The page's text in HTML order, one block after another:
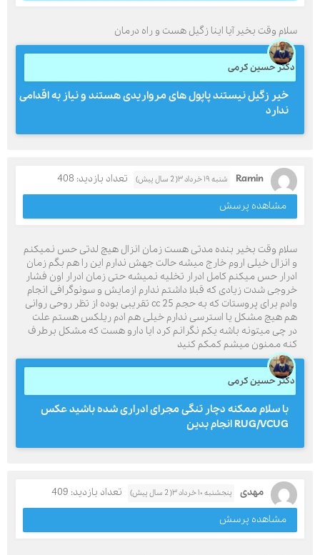
سلام وقت بخیر آیا اینا زگیل هست و راه درمان
دکتر حسین کرمی
خیر زگیل نیستند پاپول های مرواریدی هستند و نیاز به اقدامی
ندارد
Ramin شنبه ۱۹ خرداد ۳( 2 سال پیش)
تعداد بازدید: 408
مشاهده پرسش
سلام وقت بخیر بنده مدتی هست زمان انزال هیچ لدتی حس نمیکنم
و انزال خیلی اروم خارج میشه حالت جهش ندارم این را هم بگم زمان
ادرار حس میکنم کامل ادرار تخلیه نمیشه حتی زمان ادرار اون فشار
خروجی شدت زیادی که قبلا داشتم ندارم ازمایش و سونوگرافی انجام
وادم برای پروستات که به حجم 25 cc تقریبی بوده از تظر روحی روانی
هم هیچ مشکل یا استرسی ندارم خیلی هم ادم ریلکس هستم علت
در چی میتونه باشه یکم نگرانم کرد ایا دارو هست که مشکل برطرف
کنه ممنون میشم کمکم کنید
دکتر حسین کرمی
با سلام ممکنه دچار تنگی مجرای ادراری شده باشید عکس
RUG/VCUG انجام بدین
مهدی پنجشنبه ۱۰ خرداد ۳( 2 سال پیش)
تعداد بازدید: 409
مشاهده پرسش